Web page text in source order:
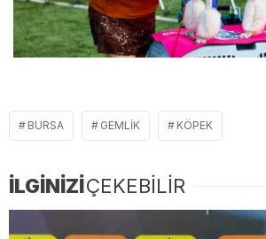
BURSA GEMLIK KÖPEK
İLGİNİZİÇEKEBİLİR